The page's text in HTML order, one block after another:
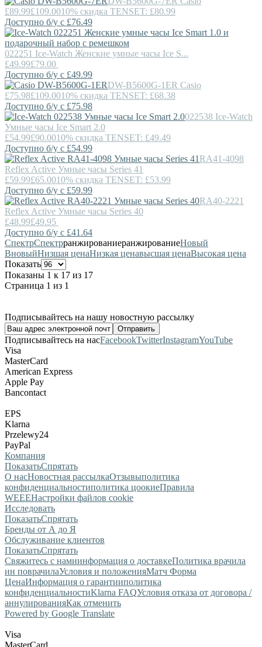
£89.99£109.0010% скидка TENSET: £80.99
Доступно б/у с £76.49
022251 Ice-Watch Женские умные часы Ice S...
£49.99£79.00
Доступно б/у с £49.99
DW-B5600G-1ER Casio
£75.98£109.0010% скидка TENSET: £68.38
Доступно б/у с £75.98
022538 Ice-Watch
Умные часы Ice Smart 2.0
£54.99£90.0010% скидка TENSET: £49.49
Доступно б/у с £54.99
RA41-4098
Reflex Active Умные часы Series 41
£59.99£65.0010% скидка TENSET: £53.99
Доступно б/у с £59.99
RA40-2221
Reflex Active Умные часы Series 40
£48.99£49.95
Доступно б/у с £41.64
СпектрСпектрранжированиеранжированиеНовый
ВновыйНизшая ценаНизкая ценавысшая ценаВысокая цена
Показать
Показаны 1 к 17 из 17
Страница 1 из 1
Подписывайтесь на нашу новостную рассылку
Подписывайтесь на насFacebookTwitterInstagramYouTube
Visa
MasterCard
American Express
Apple Pay
Bancontact
EPS
Klarna
Przelewy24
PayPal
Компания
ПоказатьСпрятать
О насНовостная рассылкаОтзывыполитика
конфиденциальностиполитика цоокиеПравила
WEEEНастройки файлов cookie
Исследовать
ПоказатьСпрятать
Бренды от А до Я
Обслуживание клиентов
ПоказатьСпрятать
Свяжитесь с намиинформация о доставкеПолитика врачила
ин поврачилаУсловия и положенияМатч Форма
ЦенаИнформация о гарантииполитика
конфиденциальностиKlarna FAQУсловия отказа от договора /
аннулированияКак отменить
Powered by Google Translate
Visa
MasterCard